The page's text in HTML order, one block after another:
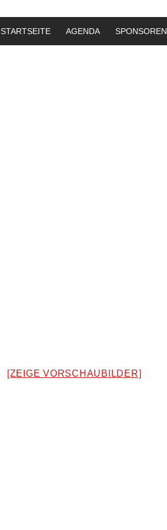
STARTSEITE AGENDA SPONSOREN
[ZEIGE VORSCHAUBILDER]